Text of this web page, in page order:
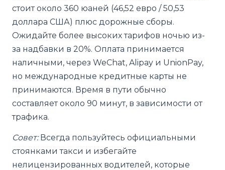
стоит около 360 юаней (46,52 евро / 50,53
доллара США) плюс дорожные сборы.
Ожидайте более высоких тарифов ночью из-
за надбавки в 20%. Оплата принимается
наличными, через WeChat, Alipay и UnionPay,
но международные кредитные карты не
принимаются. Время в пути обычно
составляет около 90 минут, в зависимости от
трафика.
Совет:Всегда пользуйтесь официальными
стоянками такси и избегайте
нелицензированных водителей, которые